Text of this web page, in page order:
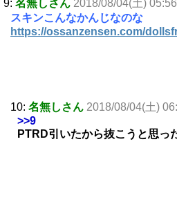
9: 名無しさん 2018/08/04(土)
スキンこんなかんじなのな
https://ossanzensen.com/
10: 名無しさん 2018/08/04(土)
>>9
PTRD引いたから抜こうと思っ